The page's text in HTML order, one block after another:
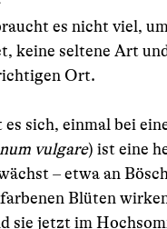
es nicht viel,
keine seltene Art
Ort.
sich, einmal bei
vulgare) ist eine
– etwa an
Blüten
sie jetzt im